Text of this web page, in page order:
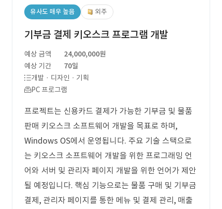
유사도 매우 높음 외주
기부금 결제 키오스크 프로그램 개발
예상 금액
24,000,000원
예상 기간
70일
개발 · 디자인 · 기획
PC 프로그램
프로젝트는 신용카드 결제가 가능한 기부금 및 물품
판매 키오스크 소프트웨어 개발을 목표로 하며,
Windows OS에서 운영됩니다. 주요 기술 스택으로
는 키오스크 소프트웨어 개발을 위한 프로그래밍 언
어와 서버 및 관리자 페이지 개발을 위한 언어가 제안
될 예정입니다. 핵심 기능으로는 물품 구매 및 기부금
결제, 관리자 페이지를 통한 메뉴 및 결제 관리, 매출